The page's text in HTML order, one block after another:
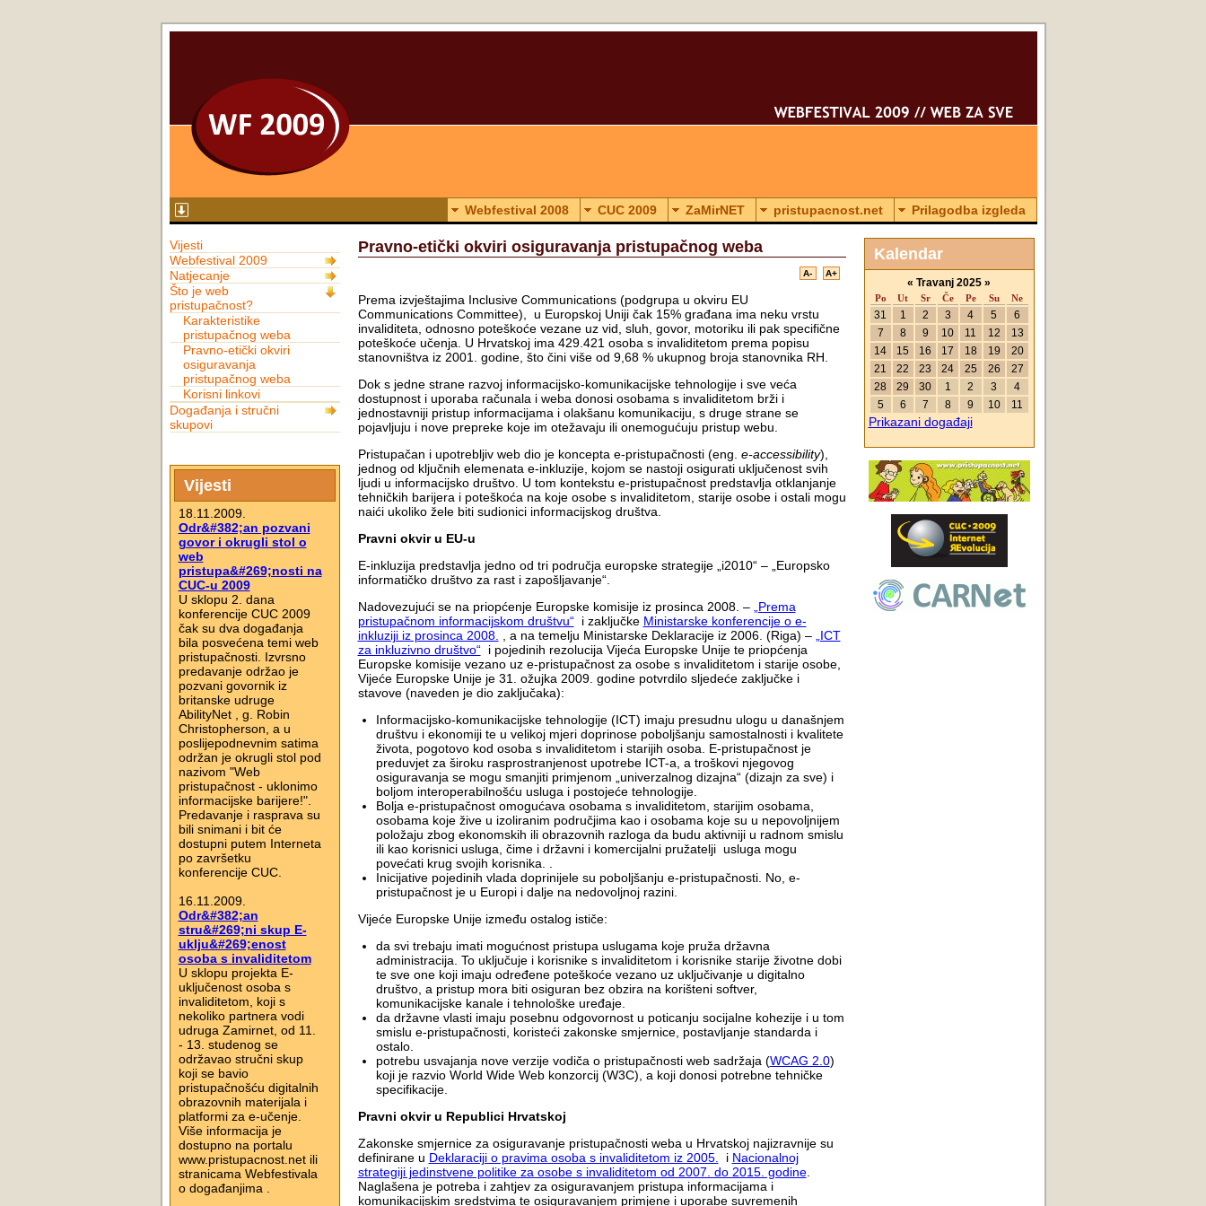
Webfestival 2008 CUC 2009 ZaMirNET pristupacnost.net Prilagodba izgleda
Vijesti
Webfestival 2009
Natjecanje
Što je web
pristupačnost?
Karakteristike
pristupačnog weba
Pravno-etički okviri
osiguravanja
pristupačnog weba
Korisni linkovi
Događanja i stručni
skupovi
Vijesti
18.11.2009.
Odr&#382;an pozvani
govor i okrugli stol o
web
pristupa&#269;nosti na
CUC-u 2009
U sklopu 2. dana
konferencije CUC 2009
čak su dva događanja
bila posvećena temi web
pristupačnosti. Izvrsno
predavanje održao je
pozvani govornik iz
britanske udruge
AbilityNet , g. Robin
Christopherson, a u
poslijepodnevnim satima
održan je okrugli stol pod
nazivom "Web
pristupačnost - uklonimo
informacijske barijere!".
Predavanje i rasprava su
bili snimani i bit će
dostupni putem Interneta
po završetku
konferencije CUC.
16.11.2009.
Odr&#382;an
stru&#269;ni skup E-
uklju&#269;enost
osoba s invaliditetom
U sklopu projekta E-
uključenost osoba s
invaliditetom, koji s
nekoliko partnera vodi
udruga Zamirnet, od 11.
- 13. studenog se
održavao stručni skup
koji se bavio
pristupačnošću digitalnih
obrazovnih materijala i
platformi za e-učenje.
Više informacija je
dostupno na portalu
www.pristupacnost.net ili
stranicama Webfestivala
o događanjima .
Pravno-etički okviri osiguravanja pristupačnog weba
A+
A-
Prema izvještajima Inclusive Communications (podgrupa u okviru EU
Communications Committee), u Europskoj Uniji čak 15% građana ima neku vrstu
invaliditeta, odnosno poteškoće vezane uz vid, sluh, govor, motoriku ili pak specifične
poteškoće učenja. U Hrvatskoj ima 429.421 osoba s invaliditetom prema popisu
stanovništva iz 2001. godine, što čini više od 9,68 % ukupnog broja stanovnika RH.
Dok s jedne strane razvoj informacijsko-komunikacijske tehnologije i sve veća
dostupnost i uporaba računala i weba donosi osobama s invaliditetom brži i
jednostavniji pristup informacijama i olakšanu komunikaciju, s druge strane se
pojavljuju i nove prepreke koje im otežavaju ili onemogućuju pristup webu.
Pristupačan i upotrebljiv web dio je koncepta e-pristupačnosti (eng. e-accessibility),
jednog od ključnih elemenata e-inkluzije, kojom se nastoji osigurati uključenost svih
ljudi u informacijsko društvo. U tom kontekstu e-pristupačnost predstavlja otklanjanje
tehničkih barijera i poteškoća na koje osobe s invaliditetom, starije osobe i ostali mogu
naići ukoliko žele biti sudionici informacijskog društva.
Pravni okvir u EU-u
E-inkluzija predstavlja jedno od tri područja europske strategije „i2010“ – „Europsko
informatičko društvo za rast i zapošljavanje“.
Nadovezujući se na priopćenje Europske komisije iz prosinca 2008. –
„Prema
pristupačnom informacijskom društvu“i zaključke Ministarske konferencije o e-
inkluziji iz prosinca 2008.
, a na temelju Ministarske Deklaracije iz 2006. (Riga) –
„ICT
za inkluzivno društvo“i pojedinih rezolucija Vijeća Europske Unije te priopćenja
Europske komisije vezano uz e-pristupačnost za osobe s invaliditetom i starije osobe,
Vijeće Europske Unije je 31. ožujka 2009. godine potvrdilo sljedeće zaključke i
stavove (naveden je dio zaključaka):
Informacijsko-komunikacijske tehnologije (ICT) imaju presudnu ulogu u današnjem
društvu i ekonomiji te u velikoj mjeri doprinose poboljšanju samostalnosti i kvalitete
života, pogotovo kod osoba s invaliditetom i starijih osoba. E-pristupačnost je
preduvjet za široku rasprostranjenost upotrebe ICT-a, a troškovi njegovog
osiguravanja se mogu smanjiti primjenom „univerzalnog dizajna“ (dizajn za sve) i
boljom interoperabilnošću usluga i postojeće tehnologije.
Bolja e-pristupačnost omogućava osobama s invaliditetom, starijim osobama,
osobama koje žive u izoliranim područjima kao i osobama koje su u nepovoljnijem
položaju zbog ekonomskih ili obrazovnih razloga da budu aktivniji u radnom smislu
ili kao korisnici usluga, čime i državni i komercijalni pružatelji usluga mogu
povećati krug svojih korisnika. .
Inicijative pojedinih vlada doprinijele su poboljšanju e-pristupačnosti. No, e-
pristupačnost je u Europi i dalje na nedovoljnoj razini.
Vijeće Europske Unije između ostalog ističe:
da svi trebaju imati mogućnost pristupa uslugama koje pruža državna
administracija. To uključuje i korisnike s invaliditetom i korisnike starije životne dobi
te sve one koji imaju određene poteškoće vezano uz uključivanje u digitalno
društvo, a pristup mora biti osiguran bez obzira na korišteni softver,
komunikacijske kanale i tehnološke uređaje.
da državne vlasti imaju posebnu odgovornost u poticanju socijalne kohezije i u tom
smislu e-pristupačnosti, koristeći zakonske smjernice, postavljanje standarda i
ostalo.
potrebu usvajanja nove verzije vodiča o pristupačnosti web sadržaja (WCAG 2.0)
koji je razvio World Wide Web konzorcij (W3C), a koji donosi potrebne tehničke
specifikacije.
Pravni okvir u Republici Hrvatskoj
Zakonske smjernice za osiguravanje pristupačnosti weba u Hrvatskoj najizravnije su
definirane u Deklaraciji o pravima osoba s invaliditetom iz 2005. i Nacionalnoj
strategiji jedinstvene politike za osobe s invaliditetom od 2007. do 2015. godine.
Naglašena je potreba i zahtjev za osiguravanjem pristupa informacijama i
komunikacijskim sredstvima te osiguravanjem primjene i uporabe suvremenih
Kalendar
« Travanj 2025 »
Po Ut Sr Če Pe Su Ne
31 1 2 3 4 5
6
7
8 9 10 11 12
13
14
15 16 17 18 19
20
21
22 23 24 25 26
27
28
29 30 1 2 3
4
5
6 7 8 9 10 11
Prikazani događaji